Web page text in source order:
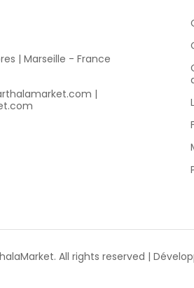
| Marseille - France
|
. All rights reserved |